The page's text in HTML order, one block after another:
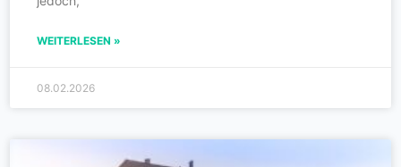
WEITERLESEN »
08.02.2026